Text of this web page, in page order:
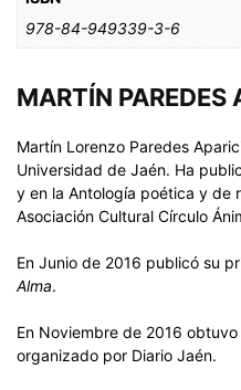
978-84-949339-3-6
MARTÍN PAREDES
Martín Lorenzo Paredes
Universidad de Jaén. Ha
y en la Antología poética y de
Asociación Cultural Círculo
En Junio de 2016 publicó su
Alma.
En Noviembre de 2016
organizado por Diario Jaén.